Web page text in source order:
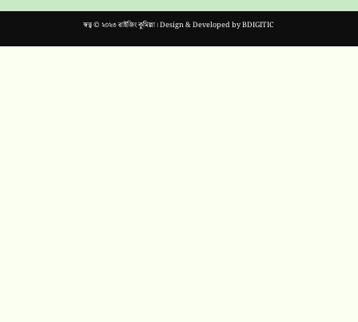
স্বত্ব © ২০২৩ রাইজিং কুমিল্লা। Design & Developed byBDIGITIC